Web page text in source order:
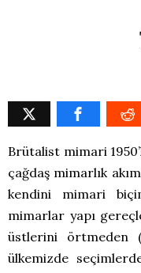
Brütalist mimari
çağdaş mimarlık
kendini mimari
mimarlar yapı
üstlerini örtmeden
ülkemizde